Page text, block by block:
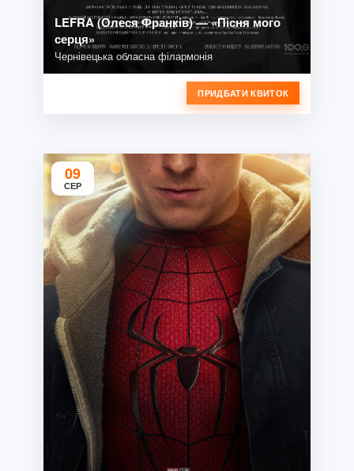
LEFRA (Олеся Франків) — «Пісня мого
серця»
Чернівецька обласна філармонія
ПРИДБАТИ КВИТОК
09
СЕР